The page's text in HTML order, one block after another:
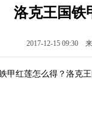
洛克王国铁
2017-12-15 09:30
甲红莲怎么得？洛克